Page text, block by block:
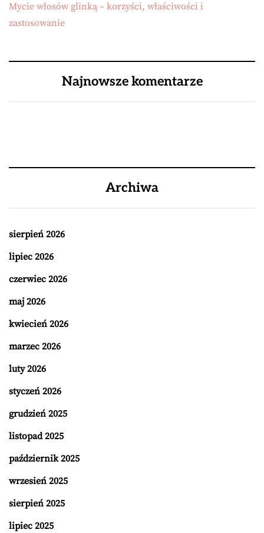
Mycie włosów glinką – korzyści, właściwości i
zastosowanie
Najnowsze komentarze
Archiwa
sierpień 2026
lipiec 2026
czerwiec 2026
maj 2026
kwiecień 2026
marzec 2026
luty 2026
styczeń 2026
grudzień 2025
listopad 2025
październik 2025
wrzesień 2025
sierpień 2025
lipiec 2025